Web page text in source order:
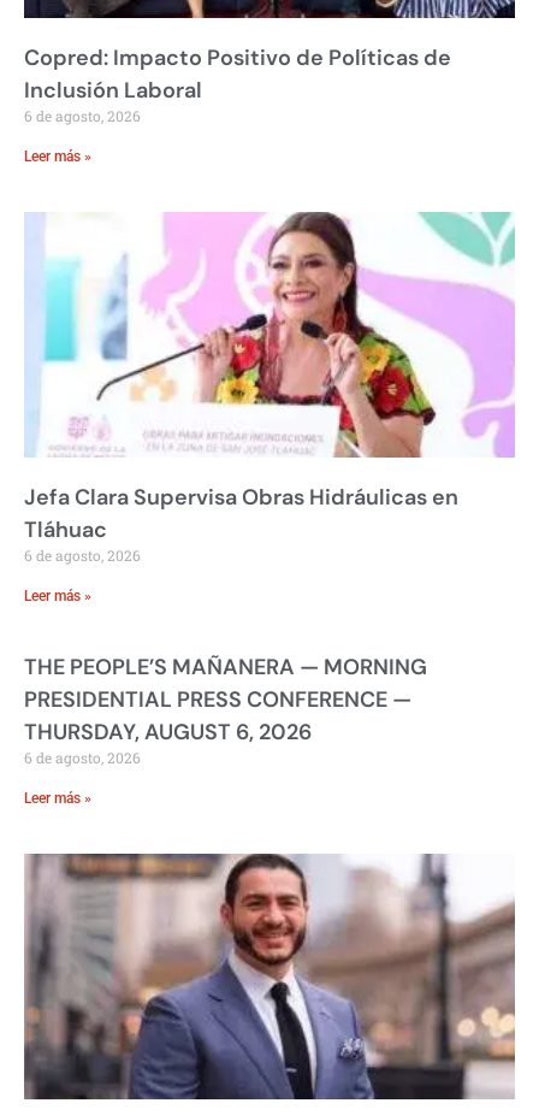
Copred: Impacto Positivo de Políticas de
Inclusión Laboral
6 de agosto, 2026
Leer más »
Jefa Clara Supervisa Obras Hidráulicas en
Tláhuac
6 de agosto, 2026
Leer más »
THE PEOPLE’S MAÑANERA — MORNING
PRESIDENTIAL PRESS CONFERENCE —
THURSDAY, AUGUST 6, 2026
6 de agosto, 2026
Leer más »